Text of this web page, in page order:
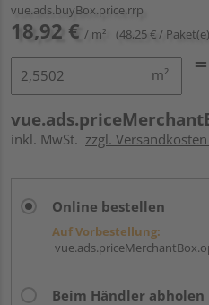
vue.ads.buyBox.price.rrp
18,92 € / m² (48,25 € /
m²
inkl. MwSt. zzgl.
Online bestellen
Auf Vorbestellung:
Beim Händler abholen